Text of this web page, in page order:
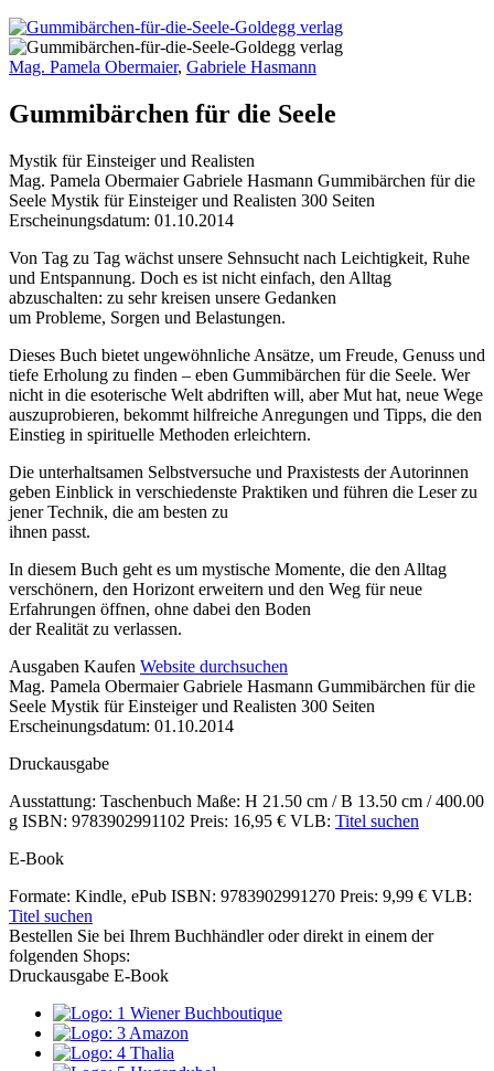
Mag. Pamela Obermaier, Gabriele Hasmann
Gummibärchen für die Seele
Mystik für Einsteiger und Realisten
Buchdetails
Mag. Pamela Obermaier Gabriele Hasmann Gummibärchen für die
Seele Mystik für Einsteiger und Realisten 300 Seiten
Erscheinungsdatum: 01.10.2014
Beschreibung
Von Tag zu Tag wächst unsere Sehnsucht nach Leichtigkeit, Ruhe
und Entspannung. Doch es ist nicht einfach, den Alltag
abzuschalten: zu sehr kreisen unsere Gedanken
um Probleme, Sorgen und Belastungen.
Dieses Buch bietet ungewöhnliche Ansätze, um Freude, Genuss und
tiefe Erholung zu finden – eben Gummibärchen für die Seele. Wer
nicht in die esoterische Welt abdriften will, aber Mut hat, neue Wege
auszuprobieren, bekommt hilfreiche Anregungen und Tipps, die den
Einstieg in spirituelle Methoden erleichtern.
Die unterhaltsamen Selbstversuche und Praxistests der Autorinnen
geben Einblick in verschiedenste Praktiken und führen die Leser zu
jener Technik, die am besten zu
ihnen passt.
In diesem Buch geht es um mystische Momente, die den Alltag
verschönern, den Horizont erweitern und den Weg für neue
Erfahrungen öffnen, ohne dabei den Boden
der Realität zu verlassen.
Details
und
Inhalte
Ausgaben Kaufen Website durchsuchen
Mag. Pamela Obermaier Gabriele Hasmann Gummibärchen für die
Seele Mystik für Einsteiger und Realisten 300 Seiten
Erscheinungsdatum: 01.10.2014
Druckausgabe
Ausstattung: Taschenbuch Maße: H 21.50 cm / B 13.50 cm / 400.00
g ISBN: 9783902991102 Preis: 16,95 € VLB: Titel suchen
E-Book
Formate: Kindle, ePub ISBN: 9783902991270 Preis: 9,99 € VLB:
Titel suchen
Bestellen Sie bei Ihrem Buchhändler oder direkt in einem der
folgenden Shops:
Druckausgabe E-Book